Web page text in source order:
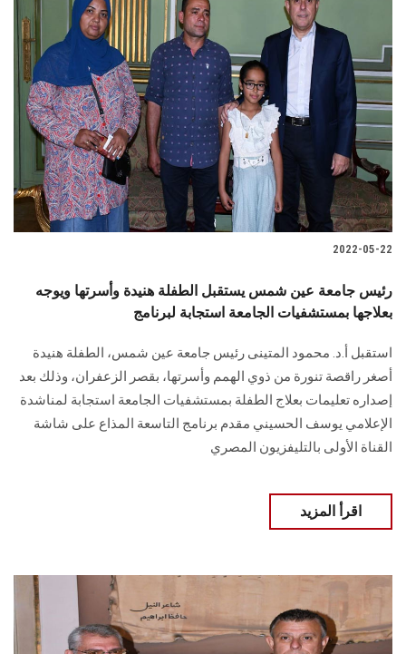
2022-05-22
رئيس جامعة عين شمس يستقبل الطفلة هنيدة وأسرتها ويوجه
بعلاجها بمستشفيات الجامعة استجابة لبرنامج
استقبل أ.د. محمود المتينى رئيس جامعة عين شمس، الطفلة هنيدة
أصغر راقصة تنورة من ذوي الهمم وأسرتها، بقصر الزعفران، وذلك بعد
إصداره تعليمات بعلاج الطفلة بمستشفيات الجامعة استجابة لمناشدة
الإعلامي يوسف الحسيني مقدم برنامج التاسعة المذاع على شاشة
القناة الأولى بالتليفزيون المصري
اقرأ المزيد